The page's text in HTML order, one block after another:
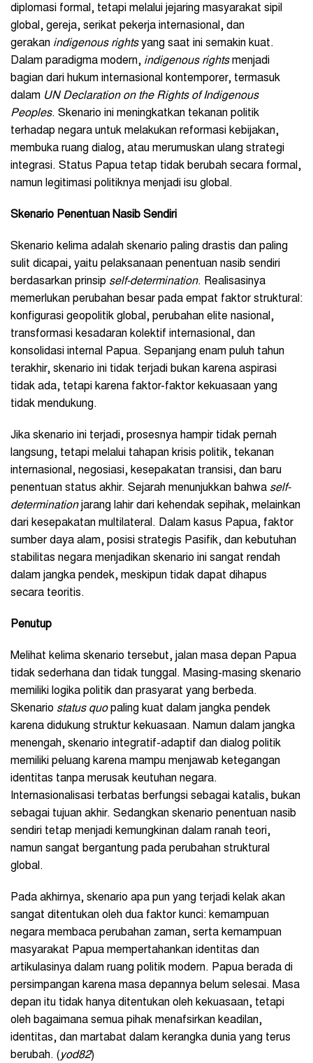
diplomasi formal, tetapi melalui jejaring masyarakat sipil
global, gereja, serikat pekerja internasional, dan
gerakan indigenous rightsyang saat ini semakin kuat.
Dalam paradigma modern, indigenous rightsmenjadi
bagian dari hukum internasional kontemporer, termasuk
dalam UN Declaration on the Rights of Indigenous
Peoples. Skenario ini meningkatkan tekanan politik
terhadap negara untuk melakukan reformasi kebijakan,
membuka ruang dialog, atau merumuskan ulang strategi
integrasi. Status Papua tetap tidak berubah secara formal,
namun legitimasi politiknya menjadi isu global.
Skenario Penentuan Nasib Sendiri
Skenario kelima adalah skenario paling drastis dan paling
sulit dicapai, yaitu pelaksanaan penentuan nasib sendiri
berdasarkan prinsip self-determination. Realisasinya
memerlukan perubahan besar pada empat faktor struktural:
konfigurasi geopolitik global, perubahan elite nasional,
transformasi kesadaran kolektif internasional, dan
konsolidasi internal Papua. Sepanjang enam puluh tahun
terakhir, skenario ini tidak terjadi bukan karena aspirasi
tidak ada, tetapi karena faktor-faktor kekuasaan yang
tidak mendukung.
Jika skenario ini terjadi, prosesnya hampir tidak pernah
langsung, tetapi melalui tahapan krisis politik, tekanan
internasional, negosiasi, kesepakatan transisi, dan baru
penentuan status akhir. Sejarah menunjukkan bahwa self-
determinationjarang lahir dari kehendak sepihak, melainkan
dari kesepakatan multilateral. Dalam kasus Papua, faktor
sumber daya alam, posisi strategis Pasifik, dan kebutuhan
stabilitas negara menjadikan skenario ini sangat rendah
dalam jangka pendek, meskipun tidak dapat dihapus
secara teoritis.
Penutup
Melihat kelima skenario tersebut, jalan masa depan Papua
tidak sederhana dan tidak tunggal. Masing-masing skenario
memiliki logika politik dan prasyarat yang berbeda.
Skenario status quopaling kuat dalam jangka pendek
karena didukung struktur kekuasaan. Namun dalam jangka
menengah, skenario integratif-adaptif dan dialog politik
memiliki peluang karena mampu menjawab ketegangan
identitas tanpa merusak keutuhan negara.
Internasionalisasi terbatas berfungsi sebagai katalis, bukan
sebagai tujuan akhir. Sedangkan skenario penentuan nasib
sendiri tetap menjadi kemungkinan dalam ranah teori,
namun sangat bergantung pada perubahan struktural
global.
Pada akhirnya, skenario apa pun yang terjadi kelak akan
sangat ditentukan oleh dua faktor kunci: kemampuan
negara membaca perubahan zaman, serta kemampuan
masyarakat Papua mempertahankan identitas dan
artikulasinya dalam ruang politik modern. Papua berada di
persimpangan karena masa depannya belum selesai. Masa
depan itu tidak hanya ditentukan oleh kekuasaan, tetapi
oleh bagaimana semua pihak menafsirkan keadilan,
identitas, dan martabat dalam kerangka dunia yang terus
berubah. (yod82)